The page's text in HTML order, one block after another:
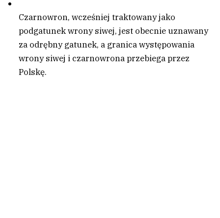
Czarnowron, wcześniej traktowany jako
podgatunek wrony siwej, jest obecnie uznawany
za odrębny gatunek, a granica występowania
wrony siwej i czarnowrona przebiega przez
Polskę.